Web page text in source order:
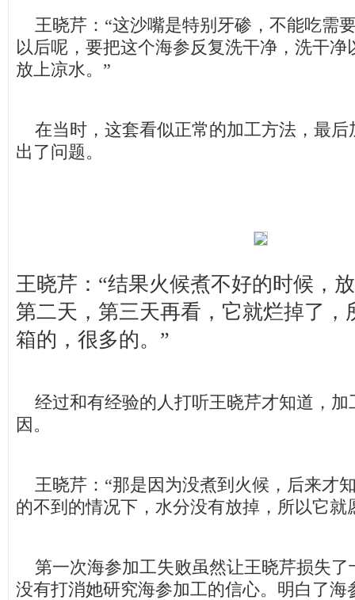
王晓芹：“这沙嘴是特别牙碜，不能吃需
以后呢，要把这个海参反复洗干净，洗干净
放上凉水。”
在当时，这套看似正常的加工方法，最后
出了问题。
王晓芹：“结果火候煮不好的时候，
第二天，第三天再看，它就烂掉了，
箱的，很多的。”
经过和有经验的人打听王晓芹才知道，加
因。
王晓芹：“那是因为没煮到火候，后来才
的不到的情况下，水分没有放掉，所以它就
第一次海参加工失败虽然让王晓芹损失了
没有打消她研究海参加工的信心。明白了海